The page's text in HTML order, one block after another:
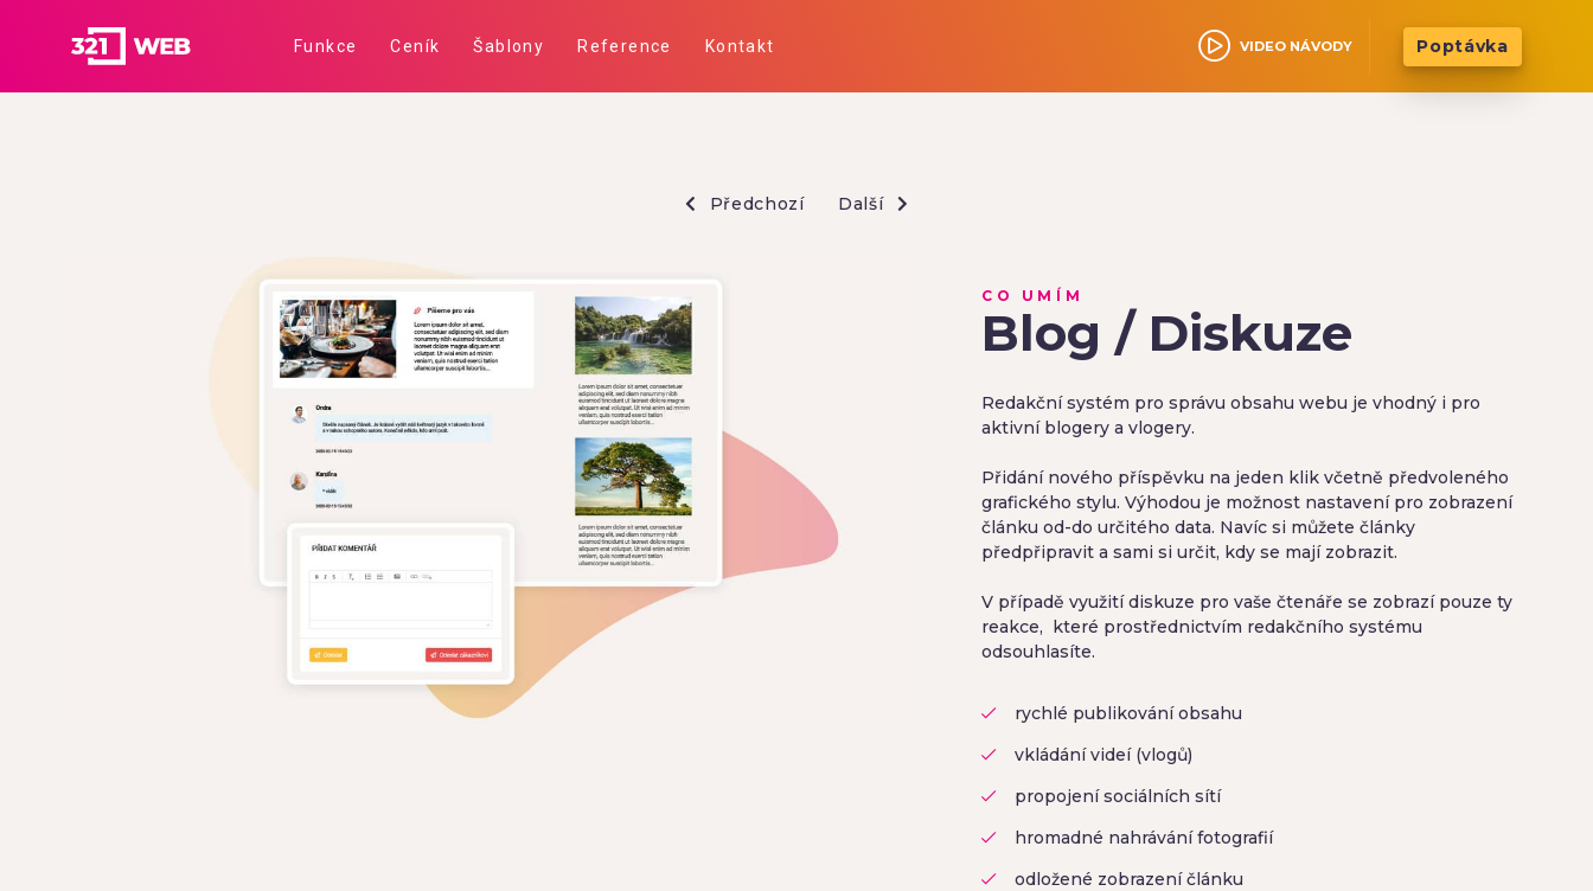
Funkce Ceník Šablony Reference Kontakt VIDEO NÁVODY Poptávka
Předchozí Další
CO UMÍM
Blog / Diskuze
Redakční systém pro správu obsahu webu je vhodný i pro
aktivní blogery a vlogery.
Přidání nového příspěvku na jeden klik včetně předvoleného
grafického stylu. Výhodou je možnost nastavení pro zobrazení
článku od-do určitého data. Navíc si můžete články
předpřipravit a sami si určit, kdy se mají zobrazit.
V případě využití diskuze pro vaše čtenáře se zobrazí pouze ty
reakce, které prostřednictvím redakčního systému
odsouhlasíte.
rychlé publikování obsahu
vkládání videí (vlogů)
propojení sociálních sítí
hromadné nahrávání fotografií
odložené zobrazení článku